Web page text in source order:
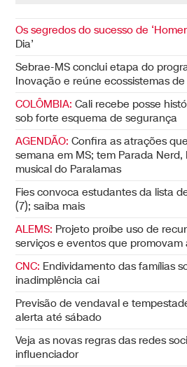
Os segredos do sucesso de
Dia’
Sebrae-MS conclui etapa do
Inovação e reúne ecossistemas
COLÔMBIA: Cali recebe posse
sob forte esquema de segurança
AGENDÃO: Confira as atrações
semana em MS; tem Parada Nerd,
musical do Paralamas
Fies convoca estudantes da lista
(7); saiba mais
ALEMS: Projeto proíbe uso de
serviços e eventos que promovam
CNC: Endividamento das famílias
inadimplência cai
Previsão de vendaval e
alerta até sábado
Veja as novas regras das redes
influenciador